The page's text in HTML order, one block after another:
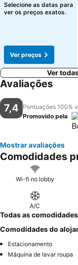
Selecione as datas para
ver os preços exatos.
Ver preços
Ver
Avaliações
7,4
Pontuações 100%
Promovido pela
Mostrar avaliações
Comodidades
Wi-fi no lobby
A/C
Todas as comodidades
Comodidades do
Estacionamento
Máquina de lavar roupa